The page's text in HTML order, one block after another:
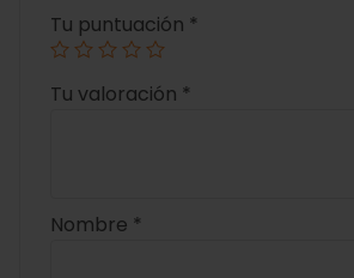
Tu puntuación *
Tu valoración *
Nombre *